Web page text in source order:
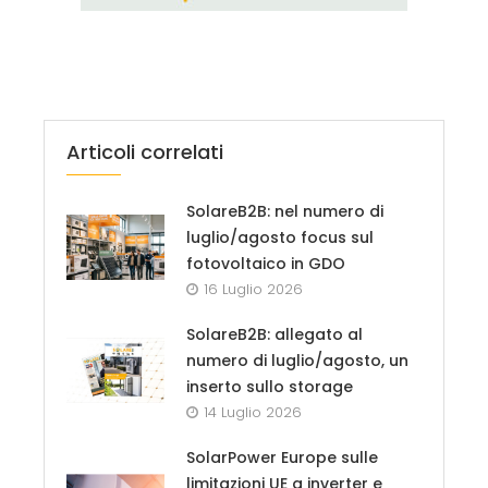
Articoli correlati
SolareB2B: nel numero di
luglio/agosto focus sul
fotovoltaico in GDO
16 Luglio 2026
SolareB2B: allegato al
numero di luglio/agosto, un
inserto sullo storage
14 Luglio 2026
SolarPower Europe sulle
limitazioni UE a inverter e